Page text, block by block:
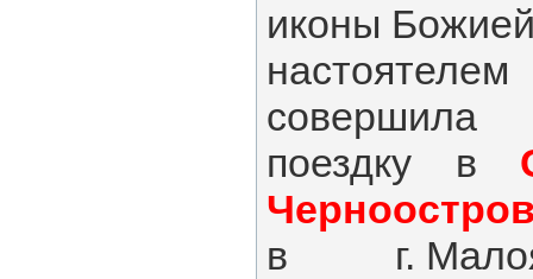
иконы
поездку в
в г.